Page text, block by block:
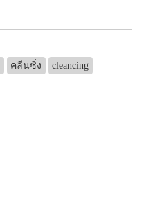
คลีนซิ่ง cleancing